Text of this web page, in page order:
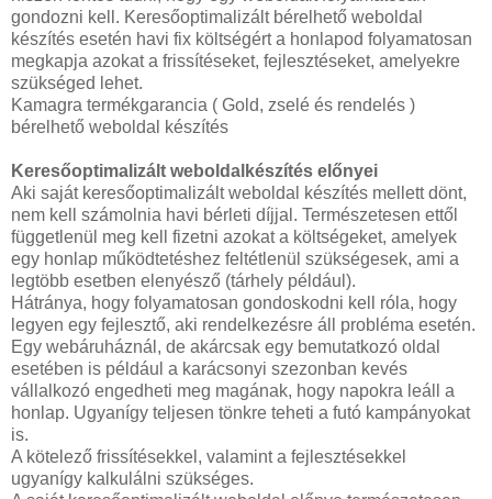
gondozni kell. Keresőoptimalizált bérelhető weboldal
készítés esetén havi fix költségért a honlapod folyamatosan
megkapja azokat a frissítéseket, fejlesztéseket, amelyekre
szükséged lehet.
Kamagra termékgarancia ( Gold, zselé és rendelés )
bérelhető weboldal készítés
Keresőoptimalizált weboldalkészítés előnyei
Aki saját keresőoptimalizált weboldal készítés mellett dönt,
nem kell számolnia havi bérleti díjjal. Természetesen ettől
függetlenül meg kell fizetni azokat a költségeket, amelyek
egy honlap működtetéshez feltétlenül szükségesek, ami a
legtöbb esetben elenyésző (tárhely például).
Hátránya, hogy folyamatosan gondoskodni kell róla, hogy
legyen egy fejlesztő, aki rendelkezésre áll probléma esetén.
Egy webáruháznál, de akárcsak egy bemutatkozó oldal
esetében is például a karácsonyi szezonban kevés
vállalkozó engedheti meg magának, hogy napokra leáll a
honlap. Ugyanígy teljesen tönkre teheti a futó kampányokat
is.
A kötelező frissítésekkel, valamint a fejlesztésekkel
ugyanígy kalkulálni szükséges.